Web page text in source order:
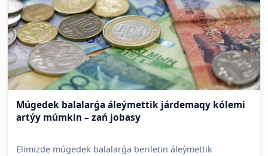
Múgedek balalarǵa áleýmettik járdemaqy kólemi
artýy múmkin – zań jobasy
Elimizde múgedek balalarǵa beriletin áleýmettik